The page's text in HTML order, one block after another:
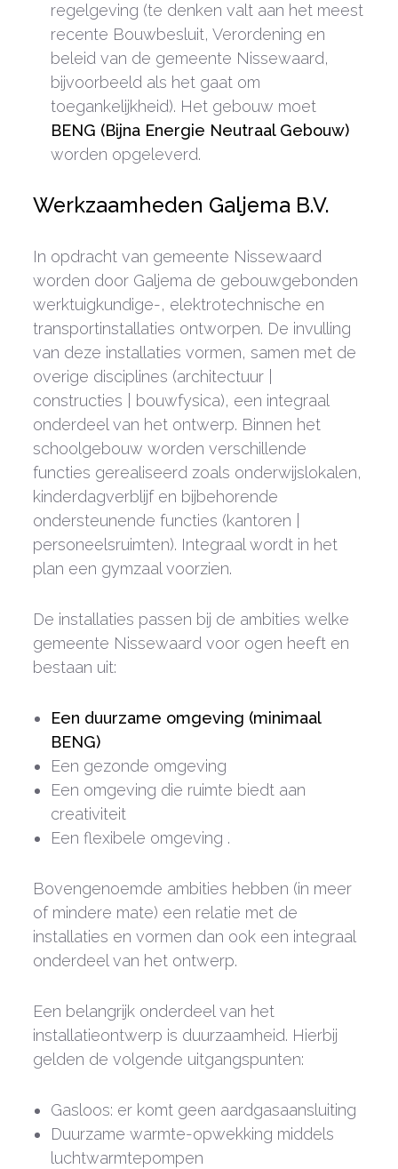
regelgeving (te denken valt aan het meest
recente Bouwbesluit, Verordening en
beleid van de gemeente Nissewaard,
bijvoorbeeld als het gaat om
toegankelijkheid). Het gebouw moet
BENG (Bijna Energie Neutraal Gebouw)
worden opgeleverd.
Werkzaamheden Galjema B.V.
In opdracht van gemeente Nissewaard
worden door Galjema de gebouwgebonden
werktuigkundige-, elektrotechnische en
transportinstallaties ontworpen. De invulling
van deze installaties vormen, samen met de
overige disciplines (architectuur |
constructies | bouwfysica), een integraal
onderdeel van het ontwerp. Binnen het
schoolgebouw worden verschillende
functies gerealiseerd zoals onderwijslokalen,
kinderdagverblijf en bijbehorende
ondersteunende functies (kantoren |
personeelsruimten). Integraal wordt in het
plan een gymzaal voorzien.
De installaties passen bij de ambities welke
gemeente Nissewaard voor ogen heeft en
bestaan uit:
Een duurzame omgeving (minimaal
BENG)
Een gezonde omgeving
Een omgeving die ruimte biedt aan
creativiteit
Een flexibele omgeving .
Bovengenoemde ambities hebben (in meer
of mindere mate) een relatie met de
installaties en vormen dan ook een integraal
onderdeel van het ontwerp.
Een belangrijk onderdeel van het
installatieontwerp is duurzaamheid. Hierbij
gelden de volgende uitgangspunten:
Gasloos: er komt geen aardgasaansluiting
Duurzame warmte-opwekking middels
luchtwarmtepompen